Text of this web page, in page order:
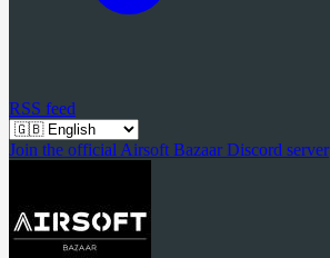
RSS feed
Join the official Airsoft Bazaar Discord server